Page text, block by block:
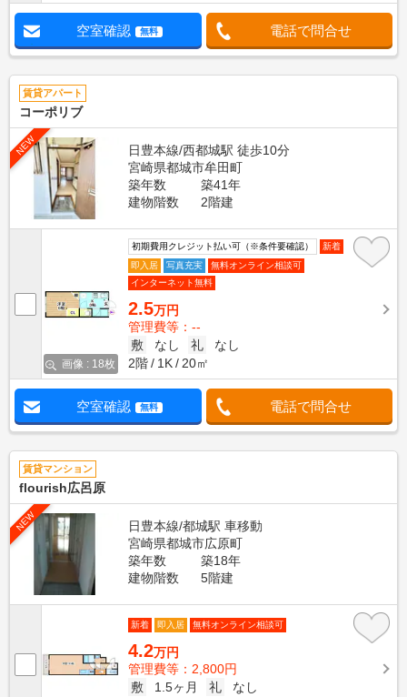
空室確認 無料 電話で問合せ
賃貸アパート
コーポリブ
NEW
日豊本線/西都城駅 徒歩10分
宮崎県都城市牟田町
築年数
築41年
建物階数
2階建
画像 : 18枚
初期費用クレジット払い可（※条件要確認）
新着
即入居
写真充実
無料オンライン相談可
インターネット無料
2.5万円
管理費等：--
敷
なし 礼
なし
2階
1K 20㎡
空室確認 無料 電話で問合せ
賃貸マンション
flourish広呂原
NEW
日豊本線/都城駅 車移動
宮崎県都城市広原町
築年数
築18年
建物階数
5階建
新着 即入居 無料オンライン相談可
4.2万円
管理費等：2,800円
敷
1.5ヶ月 礼
なし